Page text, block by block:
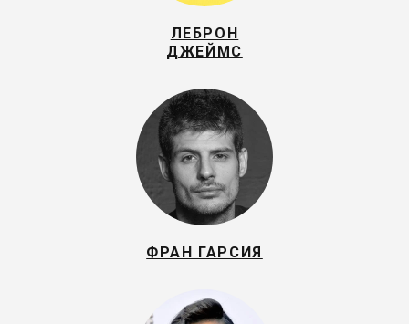
ЛЕБРОН
ДЖЕЙМС
ФРАН ГАРСИЯ